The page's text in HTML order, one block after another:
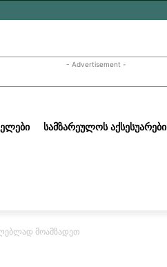
- Advertisement -
ᲡᲐᲛᲖᲐᲠᲔᲣᲚᲝᲡ ᲐᲥᲡᲔᲡᲣᲐᲠᲔᲑᲘ
მოამზადეთ